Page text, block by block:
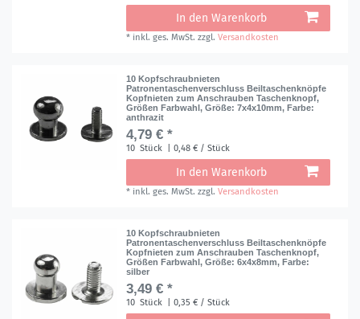
In den Warenkorb
* inkl. ges. MwSt. zzgl.Versandkosten
10 Kopfschraubnieten
Patronentaschenverschluss Beiltaschenknöpfe
Kopfnieten zum Anschrauben Taschenknopf,
Größen Farbwahl, Größe: 7x4x10mm, Farbe:
anthrazit
4,79 € *
10 Stück | 0,48 € / Stück
In den Warenkorb
* inkl. ges. MwSt. zzgl.Versandkosten
10 Kopfschraubnieten
Patronentaschenverschluss Beiltaschenknöpfe
Kopfnieten zum Anschrauben Taschenknopf,
Größen Farbwahl, Größe: 6x4x8mm, Farbe:
silber
3,49 € *
10 Stück | 0,35 € / Stück